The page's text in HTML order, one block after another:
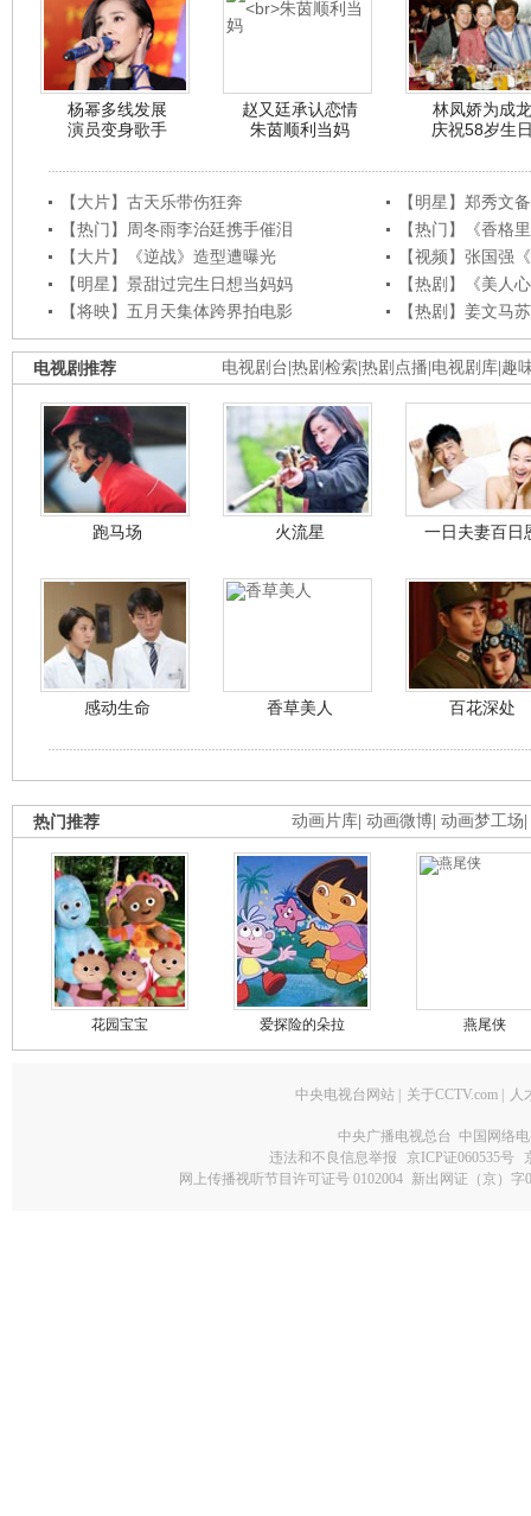
杨幂多线发展
演员变身歌手
赵又廷承认恋情
朱茵顺利当妈
林凤娇为成龙
庆祝58岁生
【大片】古天乐带伤狂奔
【明星】郑秀文
【热门】周冬雨李治廷携手催泪
【热门】《香格
【大片】《逆战》造型遭曝光
【视频】张国强
【明星】景甜过完生日想当妈妈
【热剧】《美人
【将映】五月天集体跨界拍电影
【热剧】姜文马
电视剧台 热剧检索 热剧点播 电视剧库 趣
电视剧推荐
跑马场 火流星 一日夫妻百日
感动生命 香草美人 百花深处
动画片库 动画微博 动画梦工场
热门推荐
花园宝宝 爱探险的朵拉 燕尾侠
中央电视台网站 关于CCTV.com 人
中央广播电视总台 中国网络
违法和不良信息举报
京ICP证060535号
网上传播视听节目许可证号 0102004 新出网证（京）